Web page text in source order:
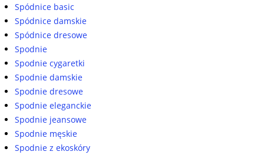
Spódnice basic
Spódnice damskie
Spódnice dresowe
Spodnie
Spodnie cygaretki
Spodnie damskie
Spodnie dresowe
Spodnie eleganckie
Spodnie jeansowe
Spodnie męskie
Spodnie z ekoskóry